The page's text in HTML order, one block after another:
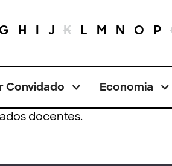
G H I J K L M N O P
Convidado Economia
docentes.